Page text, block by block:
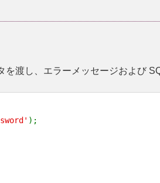
を渡し、エラーメッセージおよび
);